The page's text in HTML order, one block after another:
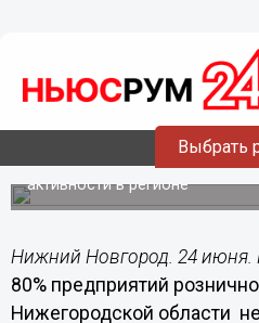
Выбрать
80% нижегородских
розницы не ожидают
экономике
Таковы итоги обследования
активности в регионе
Нижний Новгород. 24 июня.
80% предприятий
Нижегородской области